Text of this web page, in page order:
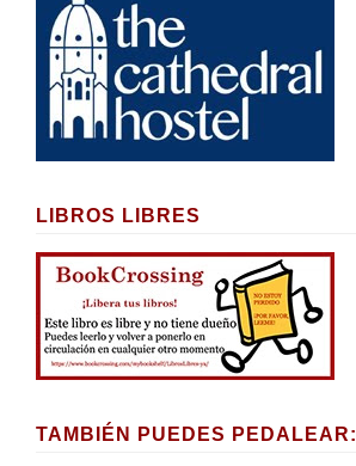
LIBROS LIBRES
TAMBIÉN PUEDES PEDALEAR: